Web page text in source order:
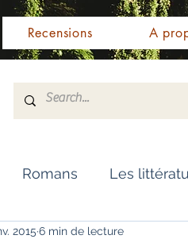
Recensions A
Romans Les
2015 6 min de lecture